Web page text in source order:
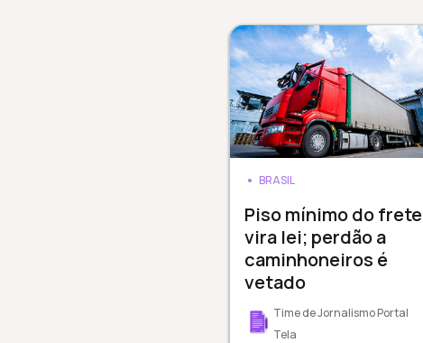
BRASIL
Piso mínimo do frete
vira lei; perdão a
caminhoneiros é
vetado
Time de Jornalismo Portal
Tela